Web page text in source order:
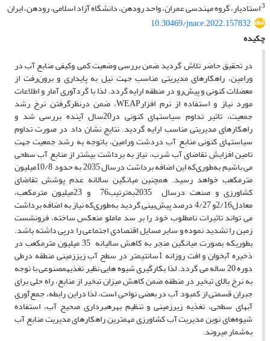
3استادیار، گروه مهندسی عمران، واحد رودهن، دانشگاه آزاد اسلامی، رودهن، ایران
10.30469/jnace.2022.157832
چکیده
در تحقیق حاضر تلاش گردید ضمن بررسی وضعیت کمی وکیفی منابع آب در
ورامین، راهکارهای مدیریتی مناسب جهت نیل به پایداری و برون‌رفت از
معضلات کنونی و پیش‌رو در منطقه ارایه گردد. لذا با گردآوری آمار و اطلاعات
مورد نیاز و استفاده از نرم افزارWEAP، ضمن درنظرگرفتن نرخ رشد
جمعیت، تاثیر تداوم سیاستهای کنونی در20سال آینده بررسی شد و
راهکارهای مدیریتی مناسب ارایه گردید. ‌‌نتایج نشان داد در صورت تداوم
سیاستهای کنونی منابع آب دردشت ورامین، باتوجه به رشد جمعیت جهت
تامین افزایش تقاضای آب شرب، نیاز به برداشت بیشتر از منابع آب سطحی
می باشیم به‌طوری‌که این اضافه برداشت درسال 2035 به حدود 10/8میلیون
مترمکعب خواهد رسید. همچنین میانگین سالانه عدم پوشش تقاضای
کشاورزی و صنعت درسال 2035به‌ترتیب76 و 23میلیون مترمکعب،
معادل2/16و 4/27 درصد پیش‌بینی گردید به‌طوری‌که نیاز به اضافه برداشت
می تواند تاثیرات نامطلوب خود را بر سد ماملو منعکس ساخته، فرونشست
زمین را تشدید نموده و سایر مسایل اقتصادی اجتماعی را درپی داشته باشد.
بطوریکه بصورت میانگین منجر به کاهش سالیانه 35 میلیون مترمکعب در
ذخیره آبخوان و افت روزانه 1سانتیمتر در سطح آب زیززمینی منطقه درطی
دوره 20 ساله می گردد. لذا بکارگیری شیوه هایی نظیر تغذیهمصنوعی با توجه
به نرخ بالای تبخیر در منطقه ضمن کاهش میزان تبخیر از منابع، راه حلی برای
جبران قسمتی از کمبود آب در بعضی نواحی است، لذا دراین رابطه، جمع‌آوری
آبهای سطحی، تغذیه زیرزمینی و تنظیم بهرهبرداری صحیح آب، استفاده
شیوه‌های نوین مدیریت آب کشاورزی مهمترین راهکارهای مدیریت منابع آب
به‌شمار میروند.